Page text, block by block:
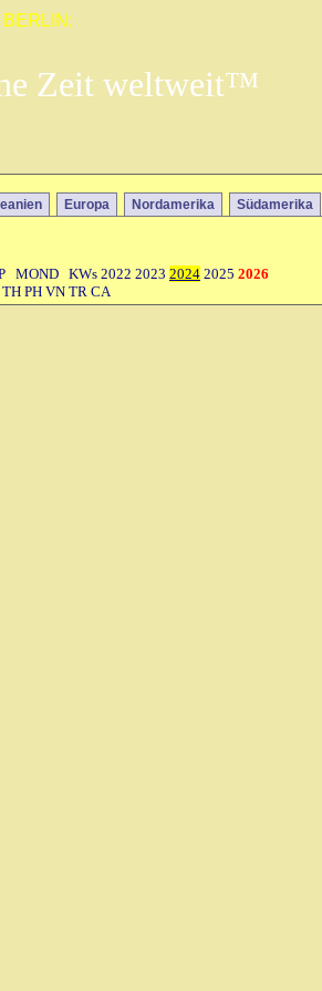
BERLIN:
Zeit weltweit™
Europa Nordamerika Südamerika
MOND KWs 2022 2023 2024 2025 2026
TH PH VN TR CA